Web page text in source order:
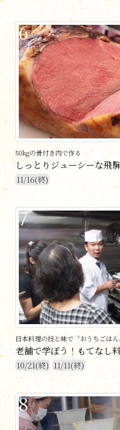
6
50kgの骨付き肉で作る
しっとりジューシーな飛
11/16(終)
7
日本料理の技と味で〝おうちごは
老舗で学ぼう！もてなし
10/21(終) 11/11(終)
8